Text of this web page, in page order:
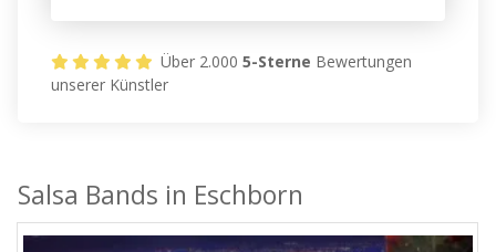
Über 2.0005-Sterne Bewertungen
unserer Künstler
Salsa Bands in Eschborn